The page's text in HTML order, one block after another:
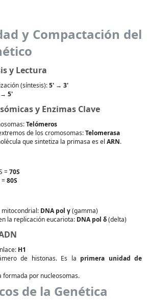
y Compactación del
y Lectura
(síntesis):5' → 3'
5'
y Enzimas Clave
Telómeros
de los cromosomas:Telomerasa
que sintetiza la primasa es el ARN.
=70S
=80S
mitocondrial: DNA pol γ(gamma)
la replicación eucariota: DNA pol δ(delta)
H1
de histonas. Es la primera unidad de
formada por nucleosomas.
de la Genética